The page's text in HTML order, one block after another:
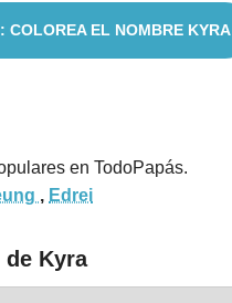
COLOREA EL NOMBRE KYRA
en TodoPapás.
, Edrei
Kyra